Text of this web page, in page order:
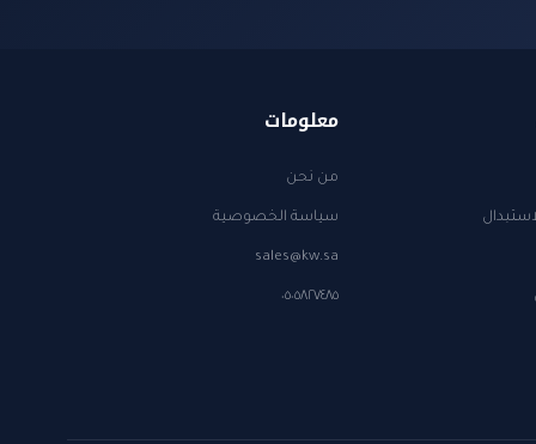
معلومات
من نحن
سياسة الخصوصية
sales@kw.sa
٠٥٠٥٨٢٧٤٨٥